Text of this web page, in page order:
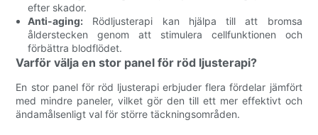
efter skador.
Anti-aging: Rödljusterapi kan hjälpa till att bromsa
ålderstecken genom att stimulera cellfunktionen och
förbättra blodflödet.
Varför välja en stor panel för röd ljusterapi?
En stor panel för röd ljusterapi erbjuder flera fördelar jämfört
med mindre paneler, vilket gör den till ett mer effektivt och
ändamålsenligt val för större täckningsområden.